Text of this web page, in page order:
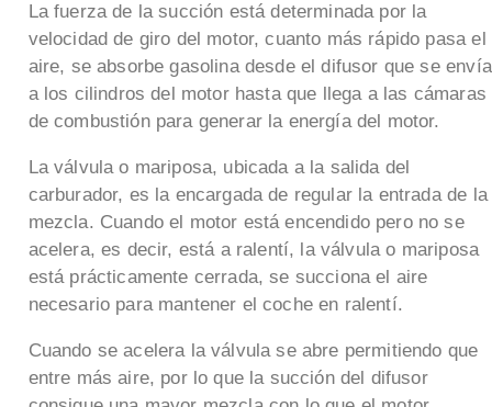
La fuerza de la succión está determinada por la
velocidad de giro del motor, cuanto más rápido pasa el
aire, se absorbe gasolina desde el difusor que se envía
a los cilindros del motor hasta que llega a las cámaras
de combustión para generar la energía del motor.
La válvula o mariposa, ubicada a la salida del
carburador, es la encargada de regular la entrada de la
mezcla. Cuando el motor está encendido pero no se
acelera, es decir, está a ralentí, la válvula o mariposa
está prácticamente cerrada, se succiona el aire
necesario para mantener el coche en ralentí.
Cuando se acelera la válvula se abre permitiendo que
entre más aire, por lo que la succión del difusor